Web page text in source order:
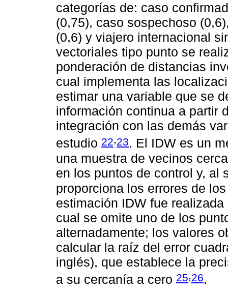
categorías de: caso
(0,75), caso sospechoso
(0,6) y viajero internacional
vectoriales tipo punto se
ponderación de distancias
cual implementa las
estimar una variable que se
información continua a partir
integración con las demás
estudio 22,23. El IDW es un
una muestra de vecinos
en los puntos de control y, al
proporciona los errores de
estimación IDW fue
cual se omite uno de los
alternadamente; los valores
calcular la raíz del error
inglés), que establece la
a su cercanía a cero 25,26.